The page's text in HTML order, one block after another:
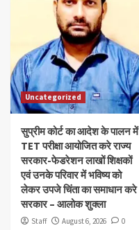
Uncategorized
सुप्रीम कोर्ट का आदेश के पालन में
TET परीक्षा आयोजित करे राज्य
सरकार-फेडरेशन लाखों शिक्षकों
एवं उनके परिवार में भविष्य को
लेकर उपजे चिंता का समाधान करे
सरकार – आलोक शुक्ला
Staff August 6, 2026 0